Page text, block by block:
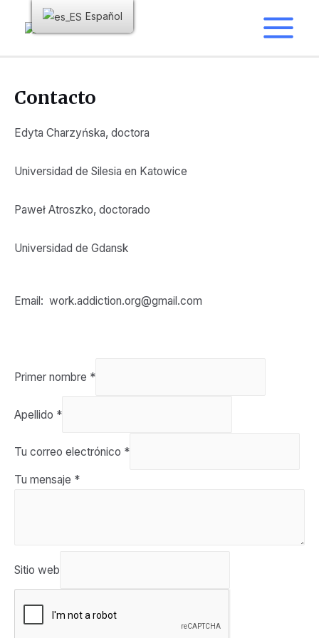
Contacto
Edyta Charzyńska, doctora
Universidad de Silesia en Katowice
Paweł Atroszko, doctorado
Universidad de Gdansk
Email: work.addiction.org@gmail.com
Primer nombre *
Apellido *
Tu correo electrónico *
Tu mensaje *
Sitio web
Español